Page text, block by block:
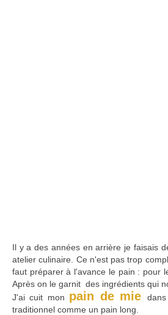
Il y a des années en arrière je faisais
atelier culinaire. Ce n'est pas trop
faut préparer à l'avance le pain : pour
Après on le garnit des ingrédients qui
J'ai cuit mon pain de mie
traditionnel comme un pain long.